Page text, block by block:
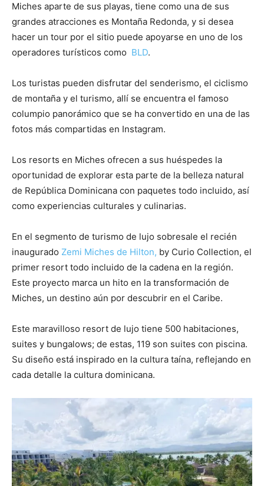
Miches aparte de sus playas, tiene como una de sus
grandes atracciones es Montaña Redonda, y si desea
hacer un tour por el sitio puede apoyarse en uno de los
operadores turísticos como BLD.
Los turistas pueden disfrutar del senderismo, el ciclismo
de montaña y el turismo, allí se encuentra el famoso
columpio panorámico que se ha convertido en una de las
fotos más compartidas en Instagram.
Los resorts en Miches ofrecen a sus huéspedes la
oportunidad de explorar esta parte de la belleza natural
de República Dominicana con paquetes todo incluido, así
como experiencias culturales y culinarias.
En el segmento de turismo de lujo sobresale el recién
inaugurado Zemi Miches de Hilton, by Curio Collection, el
primer resort todo incluido de la cadena en la región.
Este proyecto marca un hito en la transformación de
Miches, un destino aún por descubrir en el Caribe.
Este maravilloso resort de lujo tiene 500 habitaciones,
suites y bungalows; de estas, 119 son suites con piscina.
Su diseño está inspirado en la cultura taína, reflejando en
cada detalle la cultura dominicana.